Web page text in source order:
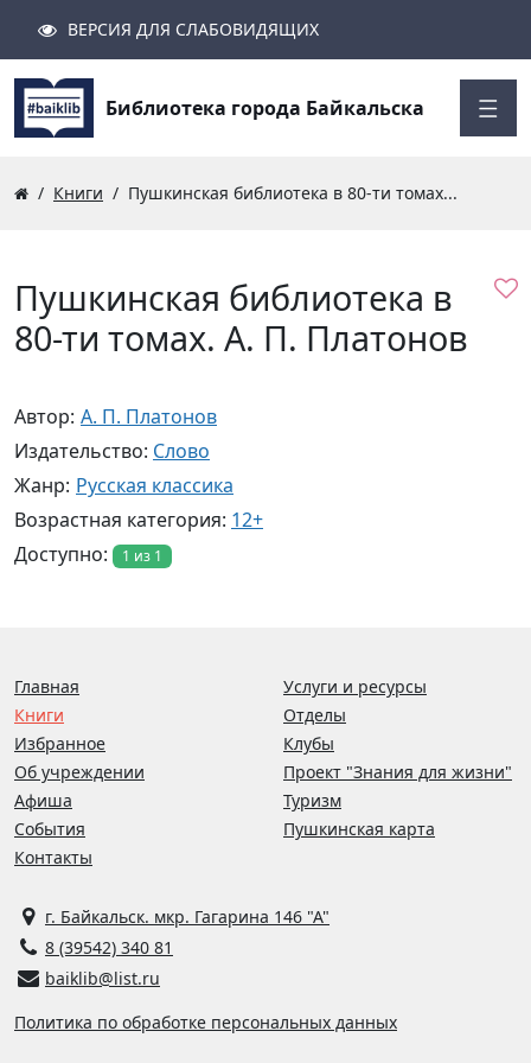
Пушкинская библиотека в
80-ти томах. А. П. Платонов
Автор: А. П. Платонов
Издательство: Слово
Жанр: Русская классика
Возрастная категория: 12+
Доступно:
1 из 1
Поиск
Найти
ВЕРСИЯ ДЛЯ СЛАБОВИДЯЩИХ
Библиотека города Байкальска
Книги Пушкинская библиотека в 80-ти томах...
г. Байкальск. мкр. Гагарина 146 "А"
8 (39542) 340 81
baiklib@list.ru
Политика по обработке персональных данных
Главная
Книги
Избранное
Об учреждении
Афиша
События
Контакты
Услуги и ресурсы
Отделы
Клубы
Проект "Знания для жизни"
Туризм
Пушкинская карта